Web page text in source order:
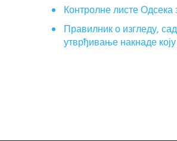
Контролне листе Одсека
Правилник о изгледу,
утврђивање накнаде